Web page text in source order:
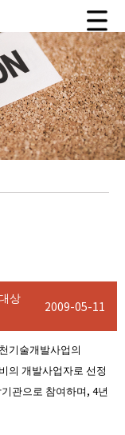
상
2009-05-11
기술개발사업의
의 개발사업자로 선정
관으로 참여하며, 4년